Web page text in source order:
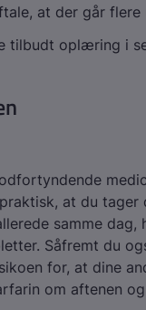
at der går flere
tilbudt oplæring i
at du tager
samme
Såfremt du
for, at dine
om aftenen